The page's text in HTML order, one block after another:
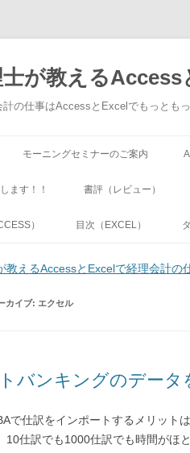
が教えるAccess
計の仕事はAccessとExcelでもっとも
モーニングセミナーのご案内
ます！！ 書評（レビュー）
） 目次（EXCEL）
教えるAccessとExcelで経理会計の
カイブ: エクセル
バンキングのデータ
で仕訳をインポートするメリットは
10仕訳でも1000仕訳でも時間がほ